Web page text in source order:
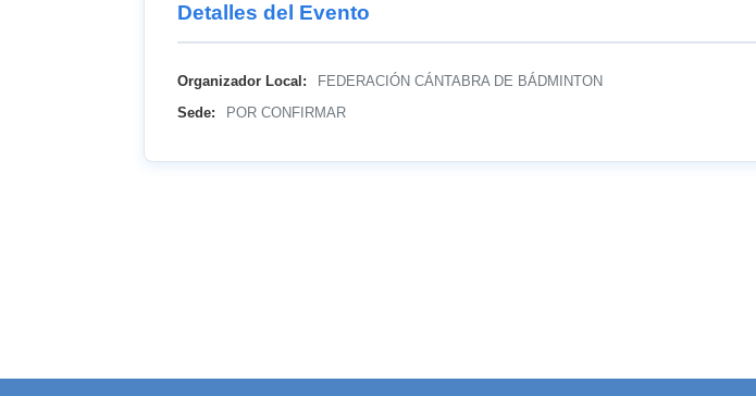
Detalles del Evento
Organizador Local: FEDERACIÓN CÁNTABRA DE BÁDMINTON
Sede: POR CONFIRMAR